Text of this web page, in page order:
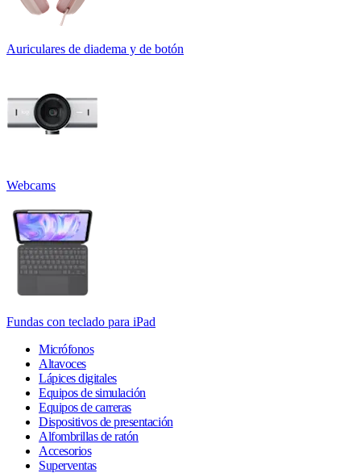
Auriculares de diadema y de botón
Webcams
Fundas con teclado para iPad
Micrófonos
Altavoces
Lápices digitales
Equipos de simulación
Equipos de carreras
Dispositivos de presentación
Alfombrillas de ratón
Accesorios
Superventas